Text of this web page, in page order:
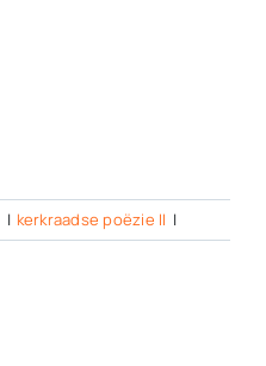
| kerkraadse poëzie II |